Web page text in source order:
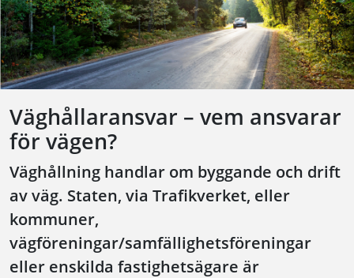
Väghållaransvar – vem ansvarar
för vägen?
Väghållning handlar om byggande och drift
av väg. Staten, via Trafikverket, eller
kommuner,
vägföreningar/samfällighetsföreningar
eller enskilda fastighetsägare är